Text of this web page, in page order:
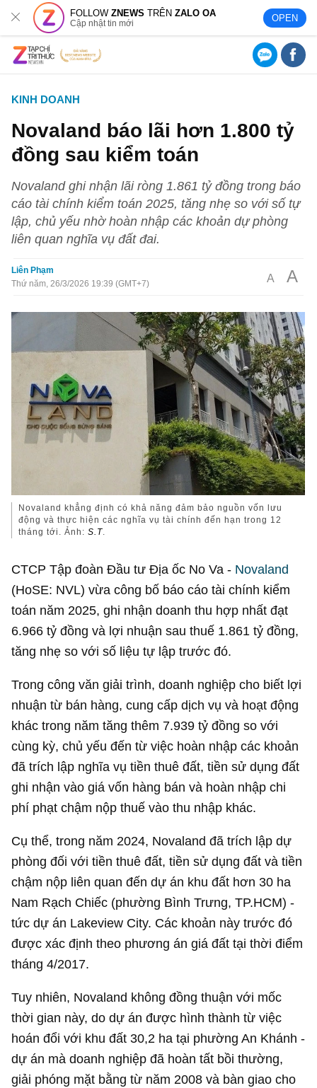
FOLLOWZNEWS TRÊNZALO OA
Cập nhật tin mới OPEN
KINH DOANH
Novaland báo lãi hơn 1.800 tỷ
đồng sau kiểm toán
Novaland ghi nhận lãi ròng 1.861 tỷ đồng trong báo
cáo tài chính kiểm toán 2025, tăng nhẹ so với số tự
lập, chủ yếu nhờ hoàn nhập các khoản dự phòng
liên quan nghĩa vụ đất đai.
Liên Phạm
Thứ năm, 26/3/2026 19:39 (GMT+7)
A A
Novaland khẳng định có khả năng đảm bảo nguồn vốn lưu
động và thực hiện các nghĩa vụ tài chính đến hạn trong 12
tháng tới. Ảnh:S.T.
CTCP Tập đoàn Đầu tư Địa ốc No Va - Novaland
(HoSE: NVL) vừa công bố báo cáo tài chính kiểm
toán năm 2025, ghi nhận doanh thu hợp nhất đạt
6.966 tỷ đồng và lợi nhuận sau thuế 1.861 tỷ đồng,
tăng nhẹ so với số liệu tự lập trước đó.
Trong công văn giải trình, doanh nghiệp cho biết lợi
nhuận từ bán hàng, cung cấp dịch vụ và hoạt động
khác trong năm tăng thêm 7.939 tỷ đồng so với
cùng kỳ, chủ yếu đến từ việc hoàn nhập các khoản
đã trích lập nghĩa vụ tiền thuê đất, tiền sử dụng đất
ghi nhận vào giá vốn hàng bán và hoàn nhập chi
phí phạt chậm nộp thuế vào thu nhập khác.
Cụ thể, trong năm 2024, Novaland đã trích lập dự
phòng đối với tiền thuê đất, tiền sử dụng đất và tiền
chậm nộp liên quan đến dự án khu đất hơn 30 ha
Nam Rạch Chiếc (phường Bình Trưng, TP.HCM) -
tức dự án Lakeview City. Các khoản này trước đó
được xác định theo phương án giá đất tại thời điểm
tháng 4/2017.
Tuy nhiên, Novaland không đồng thuận với mốc
thời gian này, do dự án được hình thành từ việc
hoán đổi với khu đất 30,2 ha tại phường An Khánh -
dự án mà doanh nghiệp đã hoàn tất bồi thường,
giải phóng mặt bằng từ năm 2008 và bàn giao cho